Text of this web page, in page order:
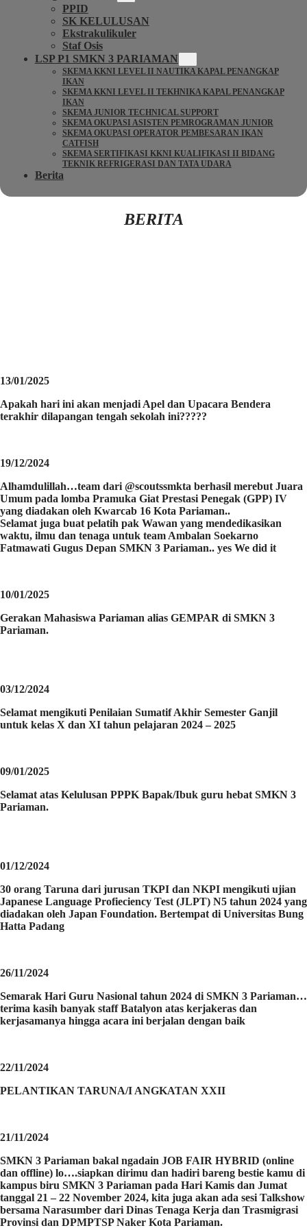
PPID
SK KELULUSAN
Ekstrakulikuler
Staf Osis
LSP P1 SMKN 3 PARIAMAN
SKEMA KKNI LEVEL II NAUTIKA KAPAL PENANGKAP
IKAN
SKEMA KKNI LEVEL II TEKHNIKA KAPAL PENANGKAP
IKAN
SKEMA JUNIOR TECHNICAL SUPPORT
SKEMA OKUPASI ASISTEN PEMROGRAMAN JUNIOR
SKEMA OKUPASI OPERATOR PEMBESARAN IKAN
CATFISH
SKEMA SERTIFIKASI KKNI KUALIFIKASI II BIDANG
TEKNIK REFRIGERASI DAN TATA UDARA
Berita
BERITA
13/01/2025
Apakah hari ini akan menjadi Apel dan Upacara Bendera
terakhir dilapangan tengah sekolah ini?????
19/12/2024
Alhamdulillah…team dari @scoutssmkta berhasil merebut Juara
Umum pada lomba Pramuka Giat Prestasi Penegak (GPP) IV
yang diadakan oleh Kwarcab 16 Kota Pariaman..
Selamat juga buat pelatih pak Wawan yang mendedikasikan
waktu, ilmu dan tenaga untuk team Ambalan Soekarno
Fatmawati Gugus Depan SMKN 3 Pariaman.. yes We did it
10/01/2025
Gerakan Mahasiswa Pariaman alias GEMPAR di SMKN 3
Pariaman.
03/12/2024
Selamat mengikuti Penilaian Sumatif Akhir Semester Ganjil
untuk kelas X dan XI tahun pelajaran 2024 – 2025
09/01/2025
Selamat atas Kelulusan PPPK Bapak/Ibuk guru hebat SMKN 3
Pariaman.
01/12/2024
30 orang Taruna dari jurusan TKPI dan NKPI mengikuti ujian
Japanese Language Profieciency Test (JLPT) N5 tahun 2024 yang
diadakan oleh Japan Foundation. Bertempat di Universitas Bung
Hatta Padang
26/11/2024
Semarak Hari Guru Nasional tahun 2024 di SMKN 3 Pariaman…
terima kasih banyak staff Batalyon atas kerjakeras dan
kerjasamanya hingga acara ini berjalan dengan baik
22/11/2024
PELANTIKAN TARUNA/I ANGKATAN XXII
21/11/2024
SMKN 3 Pariaman bakal ngadain JOB FAIR HYBRID (online
dan offline) lo….siapkan dirimu dan hadiri bareng bestie kamu di
kampus biru SMKN 3 Pariaman pada Hari Kamis dan Jumat
tanggal 21 – 22 November 2024, kita juga akan ada sesi Talkshow
bersama Narasumber dari Dinas Tenaga Kerja dan Trasmigrasi
Provinsi dan DPMPTSP Naker Kota Pariaman.